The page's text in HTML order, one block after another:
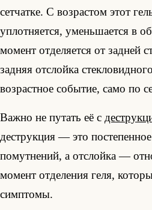
сетчатке. С возрастом этот
уплотняется, уменьшается в
момент отделяется от задней
задняя отслойка
возрастное событие, само по
Важно не путать её с
деструкция — это
помутнений, а отслойка —
момент отделения геля,
симптомы.